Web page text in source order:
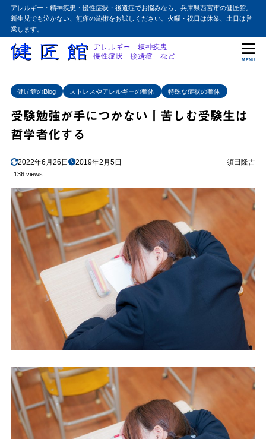
アレルギー・精神疾患・慢性症状・後遺症でお悩みなら、兵庫県西宮市の健匠館。
新生児でも泣かない、無痛の施術をお試しください。火曜・祝日は休業、土日は営
業します。
MENU
健匠館のBlog ストレスやアレルギーの整体 特殊な症状の整体
受験勉強が手につかない丨苦しむ受験生は
哲学者化する
2022年6月26日 2019年2月5日 須田隆吉
136 views